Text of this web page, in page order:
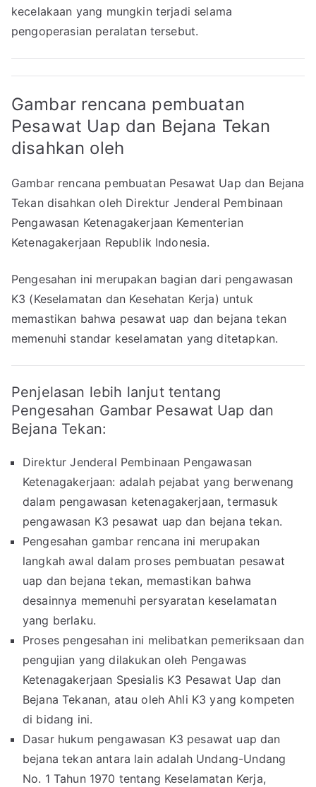
kecelakaan yang mungkin terjadi selama
pengoperasian peralatan tersebut.
Gambar rencana pembuatan
Pesawat Uap dan Bejana Tekan
disahkan oleh
Gambar rencana pembuatan Pesawat Uap dan Bejana
Tekan disahkan oleh Direktur Jenderal Pembinaan
Pengawasan Ketenagakerjaan Kementerian
Ketenagakerjaan Republik Indonesia.
Pengesahan ini merupakan bagian dari pengawasan
K3 (Keselamatan dan Kesehatan Kerja) untuk
memastikan bahwa pesawat uap dan bejana tekan
memenuhi standar keselamatan yang ditetapkan.
Penjelasan lebih lanjut tentang
Pengesahan Gambar Pesawat Uap dan
Bejana Tekan:
Direktur Jenderal Pembinaan Pengawasan
Ketenagakerjaan: adalah pejabat yang berwenang
dalam pengawasan ketenagakerjaan, termasuk
pengawasan K3 pesawat uap dan bejana tekan.
Pengesahan gambar rencana ini merupakan
langkah awal dalam proses pembuatan pesawat
uap dan bejana tekan, memastikan bahwa
desainnya memenuhi persyaratan keselamatan
yang berlaku.
Proses pengesahan ini melibatkan pemeriksaan dan
pengujian yang dilakukan oleh Pengawas
Ketenagakerjaan Spesialis K3 Pesawat Uap dan
Bejana Tekanan, atau oleh Ahli K3 yang kompeten
di bidang ini.
Dasar hukum pengawasan K3 pesawat uap dan
bejana tekan antara lain adalah Undang-Undang
No. 1 Tahun 1970 tentang Keselamatan Kerja,